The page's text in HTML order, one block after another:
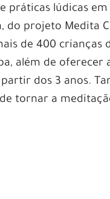
práticas lúdicas em
do projeto Medita
de 400 crianças
além de oferecer
dos 3 anos.
tornar a